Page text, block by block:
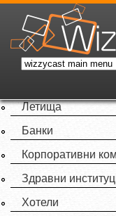
Skip to main content
Летища
Банки
Корпоративни
Здравни
Хотели